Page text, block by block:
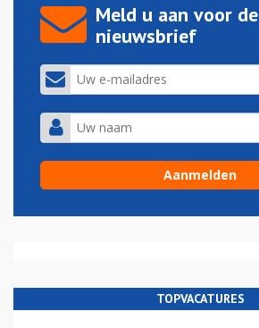
Meld u aan voor de
nieuwsbrief
TOPVACATURES